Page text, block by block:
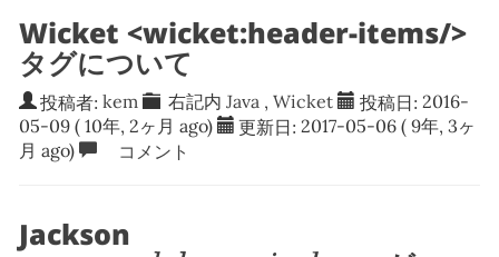
Wicket <wicket:header-items/>
タグについて
投稿者: kem 右記内Java ,Wicket 投稿日: 2016-
05-09 ( 10年, 2ヶ月 ago) 更新日: 2017-05-06 ( 9年, 3ヶ
月 ago)
コメント
Jackson